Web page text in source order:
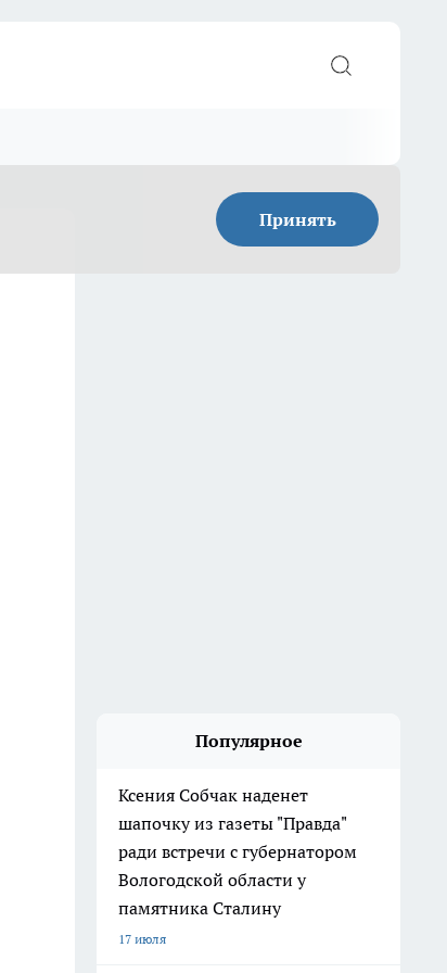
Принять
Популярное
Ксения Собчак наденет
шапочку из газеты "Правда"
ради встречи с губернатором
Вологодской области у
памятника Сталину
17 июля